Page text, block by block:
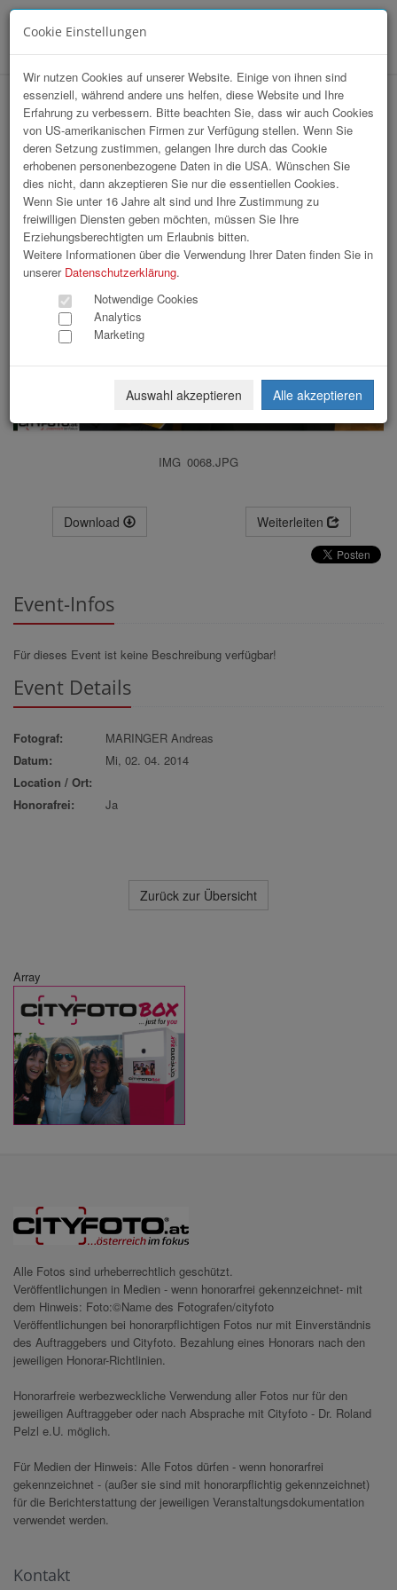
hr-lounge Mitte zu Gast bei OÖ
Landesregierung
IMG_0068.JPG
Download Weiterleiten
Event-Infos
Für dieses Event ist keine Beschreibung verfügbar!
Event Details
Fotograf:
MARINGER Andreas
Datum:
Mi, 02. 04. 2014
Location / Ort:
Honorafrei:
Ja
Zurück zur Übersicht
Array
Alle Fotos sind urheberrechtlich geschützt.
Veröffentlichungen in Medien - wenn honorarfrei gekennzeichnet- mit
dem Hinweis: Foto:©Name des Fotografen/cityfoto
Veröffentlichungen bei honorarpflichtigen Fotos nur mit Einverständnis
des Auftraggebers und Cityfoto. Bezahlung eines Honorars nach den
jeweiligen Honorar-Richtlinien.
Honorarfreie werbezweckliche Verwendung aller Fotos nur für den
jeweiligen Auftraggeber oder nach Absprache mit Cityfoto - Dr. Roland
Pelzl e.U. möglich.
Für Medien der Hinweis: Alle Fotos dürfen - wenn honorarfrei
gekennzeichnet - (außer sie sind mit honorarpflichtig gekennzeichnet)
für die Berichterstattung der jeweiligen Veranstaltungsdokumentation
verwendet werden.
Kontakt
Cookie Einstellungen
Wir nutzen Cookies auf unserer Website. Einige von ihnen sind
essenziell, während andere uns helfen, diese Website und Ihre
Erfahrung zu verbessern. Bitte beachten Sie, dass wir auch Cookies
von US-amerikanischen Firmen zur Verfügung stellen. Wenn Sie
deren Setzung zustimmen, gelangen Ihre durch das Cookie
erhobenen personenbezogene Daten in die USA. Wünschen Sie
dies nicht, dann akzeptieren Sie nur die essentiellen Cookies.
Wenn Sie unter 16 Jahre alt sind und Ihre Zustimmung zu
freiwilligen Diensten geben möchten, müssen Sie Ihre
Erziehungsberechtigten um Erlaubnis bitten.
Weitere Informationen über die Verwendung Ihrer Daten finden Sie in
unserer Datenschutzerklärung.
Notwendige Cookies
Analytics
Marketing
Auswahl akzeptieren Alle akzeptieren